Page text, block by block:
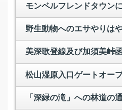
モンベルフレンドタウンに
野生動物へのエサやりは
美深歌登線及び加須美峠函岳線のゲート開
松山湿原入口ゲートオー
「深緑の滝」への林道の通